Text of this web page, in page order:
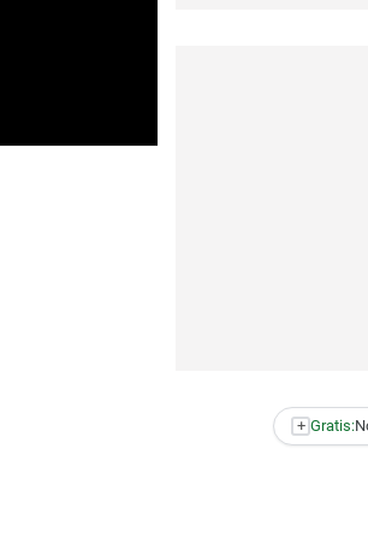
+ Gratis: